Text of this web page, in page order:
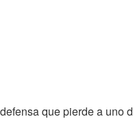
que pierde a uno